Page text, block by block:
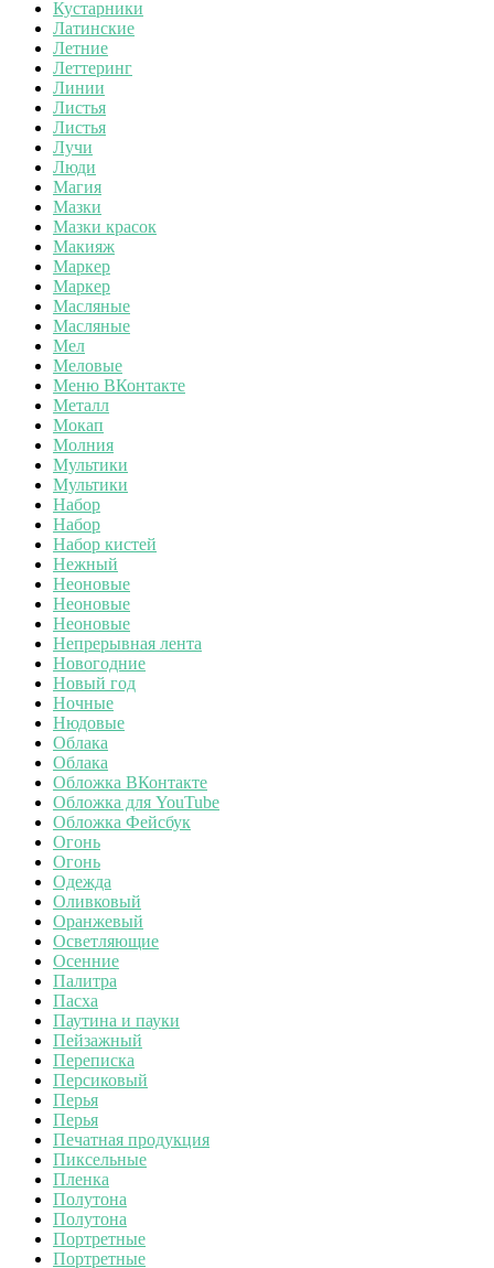
Кустарники
Латинские
Летние
Леттеринг
Линии
Листья
Листья
Лучи
Люди
Магия
Мазки
Мазки красок
Макияж
Маркер
Маркер
Масляные
Масляные
Мел
Меловые
Меню ВКонтакте
Металл
Мокап
Молния
Мультики
Мультики
Набор
Набор
Набор кистей
Нежный
Неоновые
Неоновые
Неоновые
Непрерывная лента
Новогодние
Новый год
Ночные
Нюдовые
Облака
Облака
Обложка ВКонтакте
Обложка для YouTube
Обложка Фейсбук
Огонь
Огонь
Одежда
Оливковый
Оранжевый
Осветляющие
Осенние
Палитра
Пасха
Паутина и пауки
Пейзажный
Переписка
Персиковый
Перья
Перья
Печатная продукция
Пиксельные
Пленка
Полутона
Полутона
Портретные
Портретные